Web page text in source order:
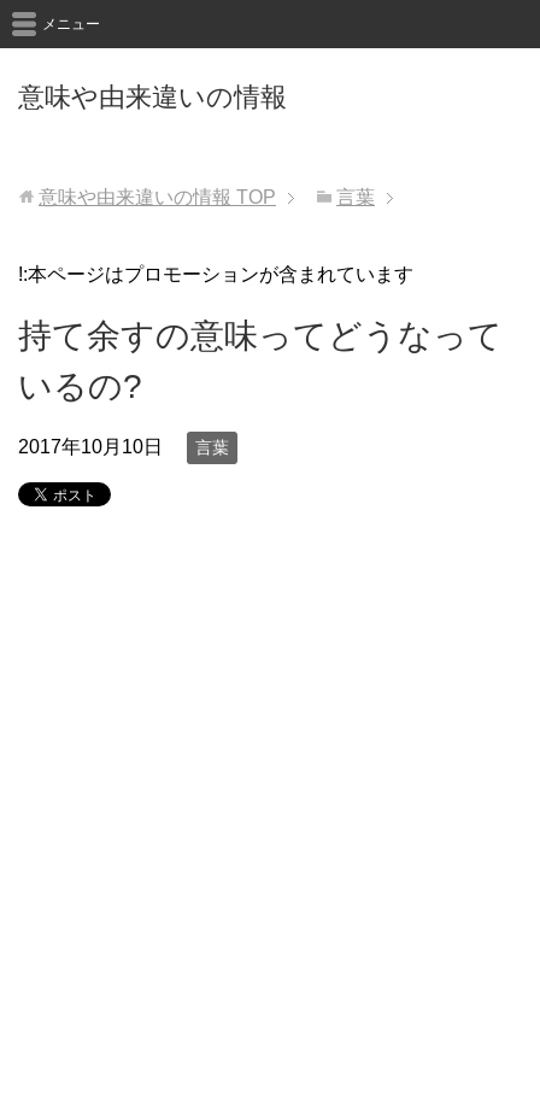
意味や由来違いの情報
メニュー
意味や由来違いの情報 TOP 言葉
!:本ページはプロモーションが含まれています
持て余すの意味ってどうなって
いるの?
2017年10月10日 言葉